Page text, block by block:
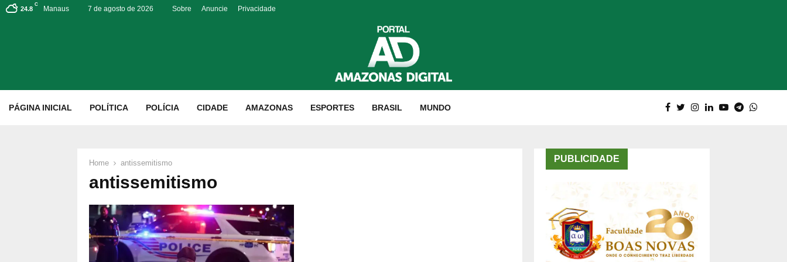
24.8
C
Manaus 7 de agosto de 2026 Sobre Anuncie Privacidade
PÁGINA INICIAL POLÍTICA POLÍCIA CIDADE AMAZONAS ESPORTES BRASIL MUNDO
Home antissemitismo
antissemitismo
PUBLICIDADE